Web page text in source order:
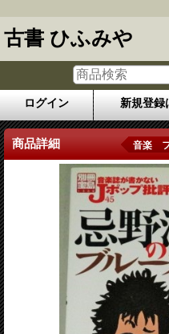
古書 ひふみや
ログイン 新規登録
商品詳細 音楽 フ